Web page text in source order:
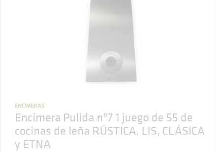
ENCIMERAS
Encimera Pulida nº7 1 juego de 55 de
cocinas de leña RÚSTICA, LIS, CLÁSICA
y ETNA